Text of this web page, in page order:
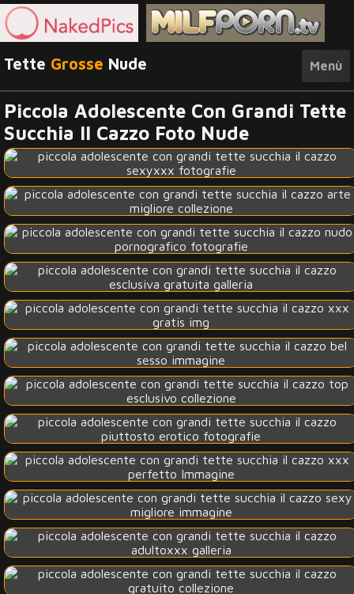
Tette Grosse Nude Menù
Piccola Adolescente Con Grandi Tette
Succhia Il Cazzo Foto Nude